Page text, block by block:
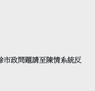
市政問題請至陳情系統反